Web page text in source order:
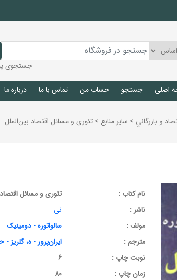
جستجوی
اصلی جستجو حساب من تماس با ما درباره ما
و بازرگاني > ساير منابع > تئوری و مسائل اقتصاد بین‌الملل
نام کتاب :
تئوری و مسائل
ناشر :
نی
مولف :
سالواتوره - دومینیک
مترجم :
ایران‌پرور - ه، گلریز
نوبت چاپ :
6
زمان چاپ :
80